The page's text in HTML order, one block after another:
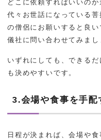
代々お世話になっている
の僧侶にお願いすると良
儀社に問い合わせてみまし
いずれにしても、できる
も決めやすいです。
3.会場や食事を手配
日程が決まれば、会場や食